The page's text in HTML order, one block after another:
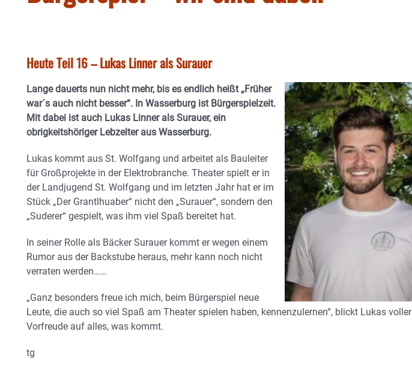
Heute Teil 16 – Lukas Linner als Surauer
Lange dauerts nun nicht mehr, bis es endlich heißt „Früher
war´s auch nicht besser“. In Wasserburg ist Bürgerspielzeit.
Mit dabei ist auch Lukas Linner als Surauer, ein
obrigkeitshöriger Lebzelter aus Wasserburg.
Lukas kommt aus St. Wolfgang und arbeitet als Bauleiter
für Großprojekte in der Elektrobranche. Theater spielt er in
der Landjugend St. Wolfgang und im letzten Jahr hat er im
Stück „Der Grantlhuaber“ nicht den „Surauer“, sondern den
„Suderer“ gespielt, was ihm viel Spaß bereitet hat.
In seiner Rolle als Bäcker Surauer kommt er wegen einem
Rumor aus der Backstube heraus, mehr kann noch nicht
verraten werden……
„Ganz besonders freue ich mich, beim Bürgerspiel neue
Leute, die auch so viel Spaß am Theater spielen haben, kennenzulernen“, blickt Lukas voller
Vorfreude auf alles, was kommt.
tg